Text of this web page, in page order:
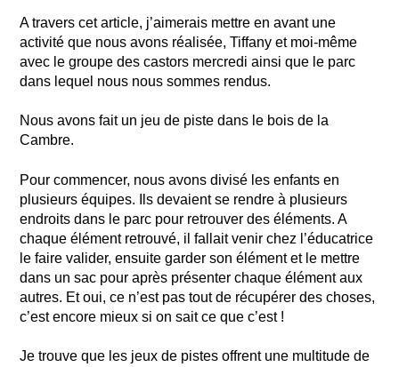
A travers cet article, j’aimerais mettre en avant une
activité que nous avons réalisée, Tiffany et moi-même
avec le groupe des castors mercredi ainsi que le parc
dans lequel nous nous sommes rendus.
Nous avons fait un jeu de piste dans le bois de la
Cambre.
Pour commencer, nous avons divisé les enfants en
plusieurs équipes. Ils devaient se rendre à plusieurs
endroits dans le parc pour retrouver des éléments. A
chaque élément retrouvé, il fallait venir chez l’éducatrice
le faire valider, ensuite garder son élément et le mettre
dans un sac pour après présenter chaque élément aux
autres. Et oui, ce n’est pas tout de récupérer des choses,
c’est encore mieux si on sait ce que c’est !
Je trouve que les jeux de pistes offrent une multitude de